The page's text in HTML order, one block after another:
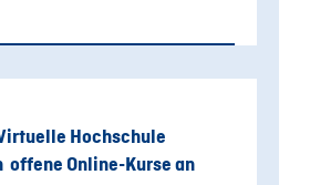
Hochschule
offene Online-Kurse an